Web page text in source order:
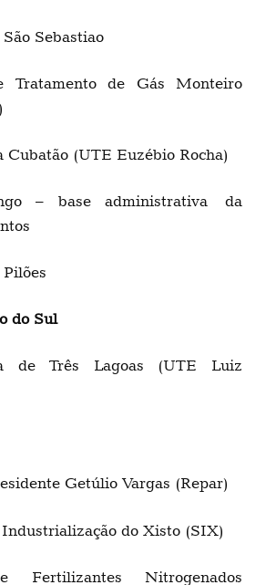
Sebastiao
Tratamento de Gás Monteiro
Cubatão (UTE Euzébio Rocha)
– base administrativa da
do Sul
de Três Lagoas (UTE Luiz
Getúlio Vargas (Repar)
do Xisto (SIX)
Fertilizantes Nitrogenados